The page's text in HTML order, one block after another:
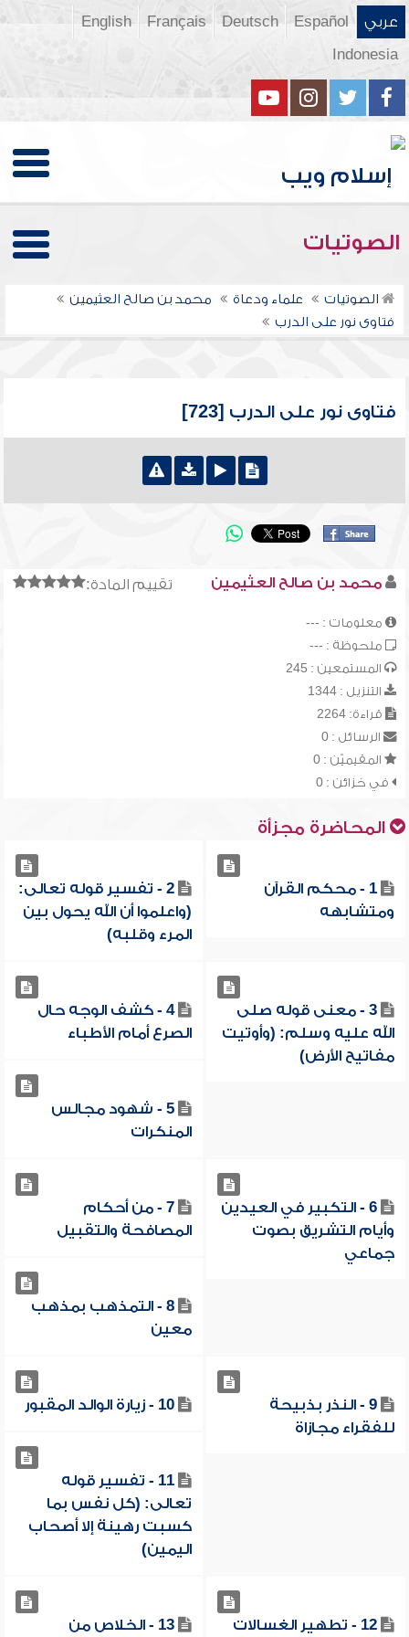
عربي Español
Deutsch
Français
English
Indonesia
الصوتيات
الصوتيات علماء ودعاة
محمد بن صالح العثيمين
فتاوى نور على الدرب
فتاوى نور على الدرب [723]
تقييم المادة: محمد بن صالح العثيمين
معلومات : ---
ملحوظة : ---
المستمعين : 245
التنزيل : 1344
قراءة: 2264
الرسائل : 0
المقيميّن : 0
في خزائن : 0
المحاضرة مجزأة
1 - محكم القرآن
ومتشابهه
2 - تفسير قوله تعالى:
(واعلموا أن الله يحول بين
المرء وقلبه)
3 - معنى قوله صلى
الله عليه وسلم: (وأوتيت
مفاتيح الأرض)
4 - كشف الوجه حال
الصرع أمام الأطباء
5 - شهود مجالس
المنكرات
6 - التكبير في العيدين
وأيام التشريق بصوت
جماعي
7 - من أحكام
المصافحة والتقبيل
8 - التمذهب بمذهب
معين
9 - النذر بذبيحة
للفقراء مجازاة
10 - زيارة الوالد المقبور
11 - تفسير قوله
تعالى: (كل نفس بما
كسبت رهينة إلا أصحاب
اليمين)
12 - تطهير الغسالات 13 - الخلاص من